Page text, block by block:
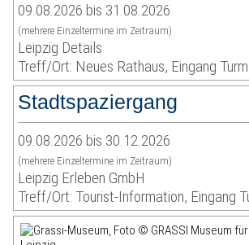
09.08.2026 bis 31.08.2026
(mehrere Einzeltermine im Zeitraum)
Leipzig Details
Treff/Ort: Neues Rathaus, Eingang Turm
Stadtspaziergang
09.08.2026 bis 30.12.2026
(mehrere Einzeltermine im Zeitraum)
Leipzig Erleben GmbH
Treff/Ort: Tourist-Information, Eingang